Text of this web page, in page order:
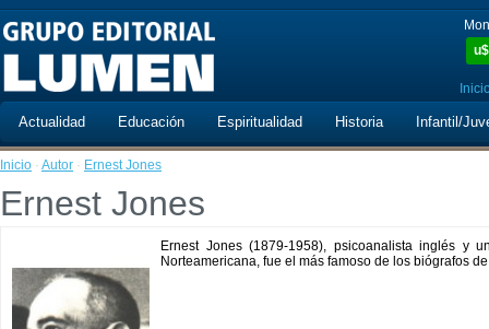
u$
Actualidad Educación Espiritualidad Historia Infantil/
Inicio · Autor · Ernest Jones
Ernest Jones
Ernest Jones (1879-1958), psicoanalista inglés y
Norteamericana, fue el más famoso de los biógrafos